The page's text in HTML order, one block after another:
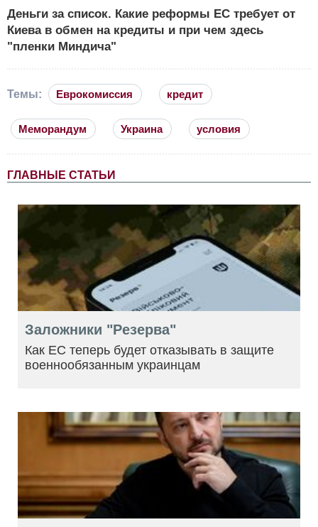
Деньги за список. Какие реформы ЕС требует от
Киева в обмен на кредиты и при чем здесь
"пленки Миндича"
Темы: Еврокомиссия кредит
Меморандум Украина условия
ГЛАВНЫЕ СТАТЬИ
Заложники "Резерва"
Как ЕС теперь будет отказывать в защите
военнообязанным украинцам